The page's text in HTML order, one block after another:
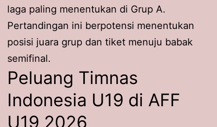
laga paling menentukan di Grup A.
Pertandingan ini berpotensi menentukan
posisi juara grup dan tiket menuju babak
semifinal.
Peluang Timnas
Indonesia U19 di AFF
U19 2026